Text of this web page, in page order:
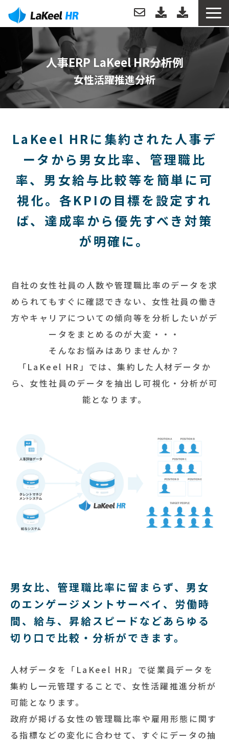
製品について
機能
導入事例
導入・運用サポート
お役立ち情報
人事ERP LaKeel HR分析例
女性活躍推進分析
LaKeel HRに集約された人事デ
ータから 男女比率、管理職比
率、男女給与比較等を簡単に可
視化。 各KPIの目標を設定すれ
ば、達成率から優先すべき対策
が明確に。
自社の女性社員の人数や管理職比率のデータを求
められてもすぐに確認できない、女性社員の働き
方やキャリアについての傾向等を分析したいがデ
ータをまとめるのが大変・・・
そんなお悩みはありませんか？
「LaKeel HR」では、集約した人材データか
ら、女性社員のデータを抽出し可視化・分析が可
能となります。
男女比、管理職比率に留まらず、男女
のエンゲージメントサーベイ、労働時
間、給与、昇給スピードなどあらゆる
切り口で比較・分析ができます。
人材データを「LaKeel HR」で従業員データを
集約し一元管理することで、女性活躍推進分析が
可能となります。
政府が掲げる女性の管理職比率や雇用形態に関す
る指標などの変化に合わせて、すぐにデータの抽